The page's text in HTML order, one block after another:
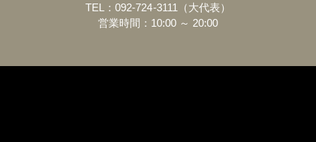
TEL：092-724-3111（大代表）
営業時間：10:00 ～ 20:00